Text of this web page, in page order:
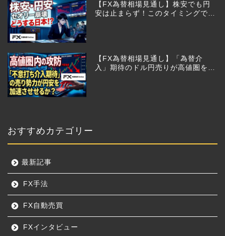
【FX為替相場見通し】株安でも円
安は止まらず！このタイミングでと
【FX為替相場見通し】「為替介
入」期待のドル円売りが高値圏を維
おすすめカテゴリー
最新記事
FX手法
FX自動売買
FXインタビュー